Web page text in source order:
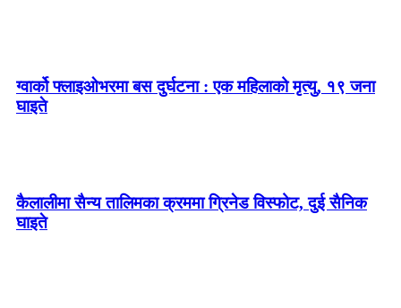
ग्वार्को फ्लाइओभरमा बस दुर्घटना : एक महिलाको मृत्यु, १९ जना
घाइते
कैलालीमा सैन्य तालिमका क्रममा ग्रिनेड विस्फोट, दुई सैनिक
घाइते